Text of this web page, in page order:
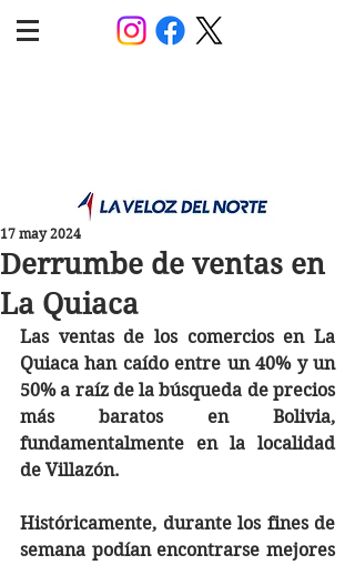
Derrumbe de ventas en
La Quiaca
17 may 2024
Las ventas de los comercios en La
Quiaca han caído entre un 40% y un
50% a raíz de la búsqueda de precios
más baratos en Bolivia,
fundamentalmente en la localidad
de Villazón.
Históricamente, durante los fines de
semana podían encontrarse mejores